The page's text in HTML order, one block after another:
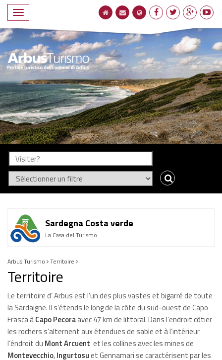
Navigation
compact
Sardegna Costa verde
La Casa del Turismo
Arbus Turismo Territoire
Territoire
Le territoire d’ Arbus est l’un des plus vastes et bigarré de toute
la Sardaigne. Il s’étends le long de la côte du sud-ouest de Capo
Frasca àCapo Pecoraavec 47 km de littoral. Dans l’endroit côtier
les rochers s’alternent aux étendues de sable et à l’intérieur
l’éndroit du Mont Arcuent et les collines avec les mines de
Montevecchio,Ingurtosuet Gennamari se caractérisent par les